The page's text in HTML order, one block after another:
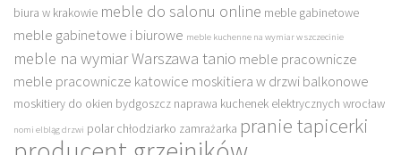
biura w krakowie meble do salonu online meble gabinetowe
meble gabinetowe i biurowe meble kuchenne na wymiar w szczecinie
meble na wymiar Warszawa tanio meble pracownicze
meble pracownicze katowice moskitiera w drzwi balkonowe
moskitiery do okien bydgoszcz naprawa kuchenek elektrycznych wrocław
nomi elbląg drzwi polar chłodziarko zamrażarka pranie tapicerki